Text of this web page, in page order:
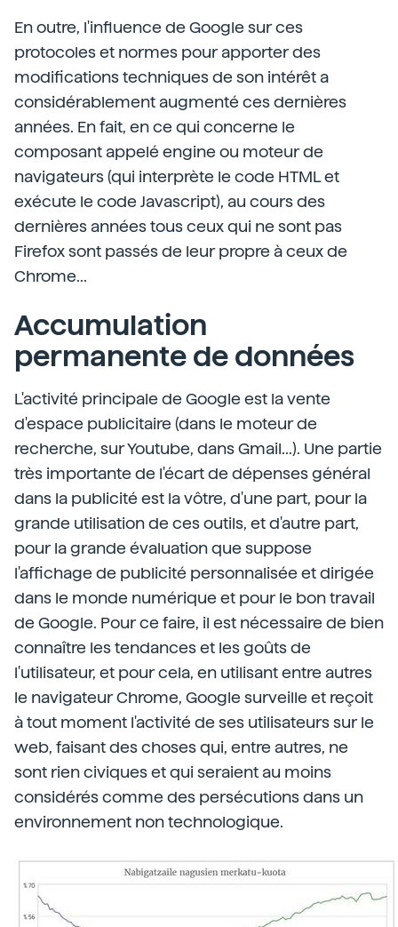
En outre, l'influence de Google sur ces
protocoles et normes pour apporter des
modifications techniques de son intérêt a
considérablement augmenté ces dernières
années. En fait, en ce qui concerne le
composant appelé engine ou moteur de
navigateurs (qui interprète le code HTML et
exécute le code Javascript), au cours des
dernières années tous ceux qui ne sont pas
Firefox sont passés de leur propre à ceux de
Chrome...
Accumulation
permanente de données
L'activité principale de Google est la vente
d'espace publicitaire (dans le moteur de
recherche, sur Youtube, dans Gmail...). Une partie
très importante de l'écart de dépenses général
dans la publicité est la vôtre, d'une part, pour la
grande utilisation de ces outils, et d'autre part,
pour la grande évaluation que suppose
l'affichage de publicité personnalisée et dirigée
dans le monde numérique et pour le bon travail
de Google. Pour ce faire, il est nécessaire de bien
connaître les tendances et les goûts de
l'utilisateur, et pour cela, en utilisant entre autres
le navigateur Chrome, Google surveille et reçoit
à tout moment l'activité de ses utilisateurs sur le
web, faisant des choses qui, entre autres, ne
sont rien civiques et qui seraient au moins
considérés comme des persécutions dans un
environnement non technologique.